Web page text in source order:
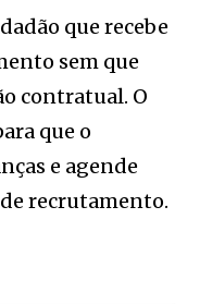
que recebe
sem que
contratual. O
que o
e agende
recrutamento.